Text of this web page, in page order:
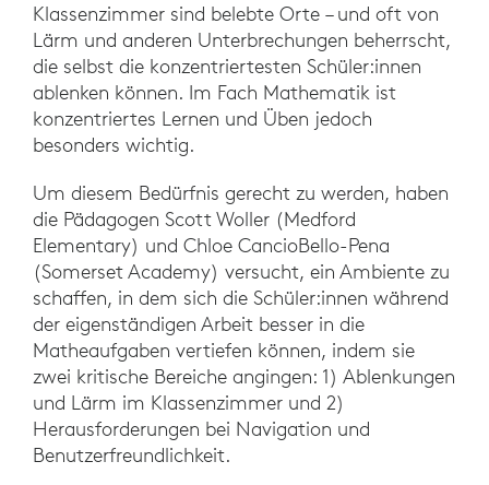
Klassenzimmer sind belebte Orte – und oft von
Lärm und anderen Unterbrechungen beherrscht,
die selbst die konzentriertesten Schüler:innen
ablenken können. Im Fach Mathematik ist
konzentriertes Lernen und Üben jedoch
besonders wichtig.
Um diesem Bedürfnis gerecht zu werden, haben
die Pädagogen Scott Woller (Medford
Elementary) und Chloe CancioBello-Pena
(Somerset Academy) versucht, ein Ambiente zu
schaffen, in dem sich die Schüler:innen während
der eigenständigen Arbeit besser in die
Matheaufgaben vertiefen können, indem sie
zwei kritische Bereiche angingen: 1) Ablenkungen
und Lärm im Klassenzimmer und 2)
Herausforderungen bei Navigation und
Benutzerfreundlichkeit.